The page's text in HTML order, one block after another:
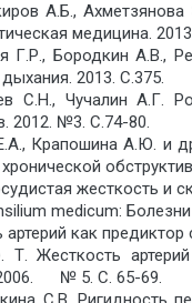
А.Б.,
медицина.
Г.Р., Бородкин А.В.,
2013. C.375.
С.Н., Чучалин А.Г.
2012. №3. С.74-80.
Крапошина А.Ю. и
жесткость и
medicum:
как
Жесткость
№ 5. С. 65-69.